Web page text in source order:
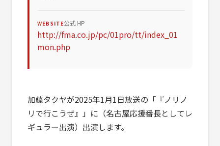
WEBSITE公式 HP
http://fma.co.jp/pc/01pro/tt/index_01
mon.php
加藤タクヤが2025年1月1日放送の「『ノリノ
リで行こうぜ』」に（名古屋応援番長としてレ
ギュラー出演）出演します。